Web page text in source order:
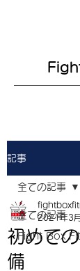
記事
全ての記事
Fight Box
全ての記事
初めて
備
2021年3